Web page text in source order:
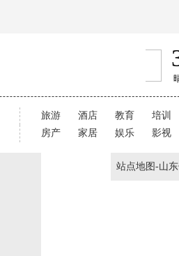
旅游 酒店 教育
培训
房产
家居 娱乐 影视
站点地图-山